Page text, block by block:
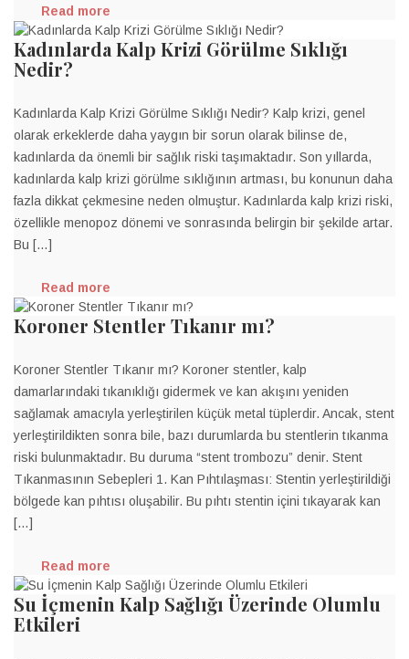
Read more
Kadınlarda Kalp Krizi Görülme Sıklığı
Nedir?
Kadınlarda Kalp Krizi Görülme Sıklığı Nedir? Kalp krizi, genel
olarak erkeklerde daha yaygın bir sorun olarak bilinse de,
kadınlarda da önemli bir sağlık riski taşımaktadır. Son yıllarda,
kadınlarda kalp krizi görülme sıklığının artması, bu konunun daha
fazla dikkat çekmesine neden olmuştur. Kadınlarda kalp krizi riski,
özellikle menopoz dönemi ve sonrasında belirgin bir şekilde artar.
Bu […]
Read more
Koroner Stentler Tıkanır mı?
Koroner Stentler Tıkanır mı? Koroner stentler, kalp
damarlarındaki tıkanıklığı gidermek ve kan akışını yeniden
sağlamak amacıyla yerleştirilen küçük metal tüplerdir. Ancak, stent
yerleştirildikten sonra bile, bazı durumlarda bu stentlerin tıkanma
riski bulunmaktadır. Bu duruma “stent trombozu” denir. Stent
Tıkanmasının Sebepleri 1. Kan Pıhtılaşması: Stentin yerleştirildiği
bölgede kan pıhtısı oluşabilir. Bu pıhtı stentin içini tıkayarak kan
[…]
Read more
Su İçmenin Kalp Sağlığı Üzerinde Olumlu
Etkileri